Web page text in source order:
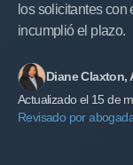
los solicitantes
incumplió el plazo.
Diane
Actualizado el 15 de
Revisado por